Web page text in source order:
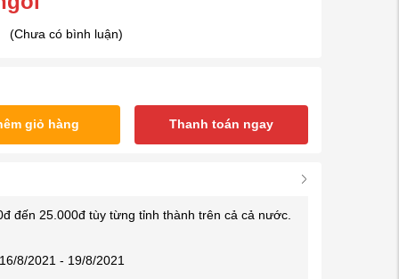
(Chưa có bình luận)
giỏ hàng Thanh toán ngay
đến 25.000đ tùy từng tỉnh thành trên cả cả nước.
8/2021 - 19/8/2021